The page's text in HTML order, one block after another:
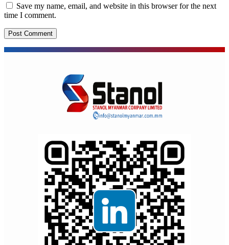
Save my name, email, and website in this browser for the next
time I comment.